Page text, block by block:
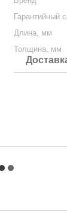
Гарантийный
Длина, мм
Толщина, мм